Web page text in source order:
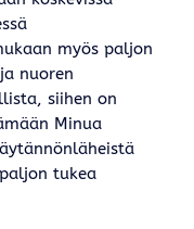
myös paljon
nuoren
siihen on
Minua
tukea